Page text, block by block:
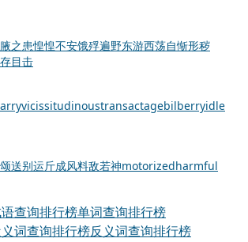
之患惶惶不安饿殍遍野东游西荡自惭形秽
目击
vicissitudinoustransactagebilberryidle
送别运斤成风料敌若神motorizedharmful
查询排行榜单词查询排行榜
词查询排行榜反义词查询排行榜